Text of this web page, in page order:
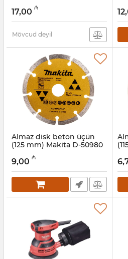
004001129
17,00 ₼
Mövcud deyil
Almaz disk beton üçün
(125 mm) Makita D-50980
004001127
9,00 ₼